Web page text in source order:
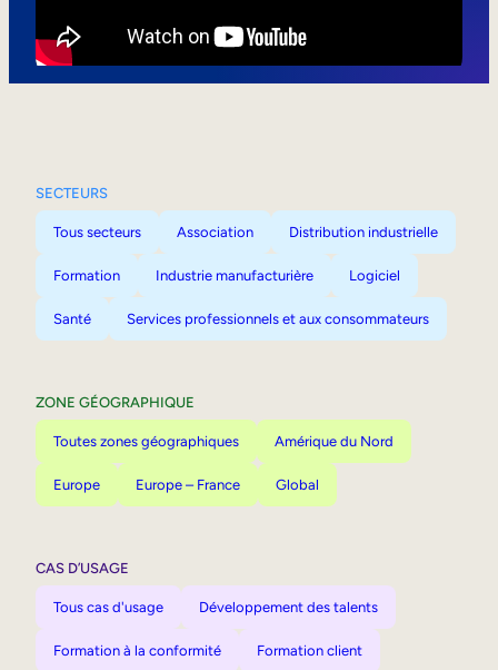
SECTEURS
Tous secteurs Association Distribution industrielle
Formation Industrie manufacturière Logiciel
Santé Services professionnels et aux consommateurs
ZONE GÉOGRAPHIQUE
Toutes zones géographiques Amérique du Nord
Europe Europe – France Global
CAS D’USAGE
Tous cas d'usage Développement des talents
Formation à la conformité Formation client